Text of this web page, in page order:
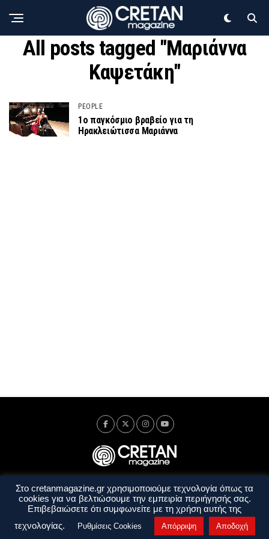
All posts tagged "Μαριάννα
Καψετάκη"
PEOPLE
1ο παγκόσμιο βραβείο για τη
Ηρακλειώτισσα Μαριάννα
Ταυτότητα Πολιτική Απορρήτου
Όροι Χρήσης
Όροι και Προϋποθέσεις
Στο cretanmagazine.gr χρησιμοποιούμε τεχνολογία όπως τα
cookies για να βελτιώσουμε την εμπειρία περιήγησής σας.
Επιβεβαιώσετε ότι συμφωνείτε με τη χρήση αυτής της
τεχνολογίας.
Ρυθμίσεις Cookies Απόρριψη Αποδοχή